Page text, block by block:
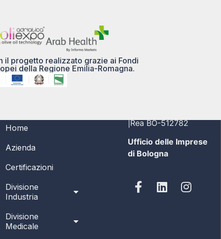
il progetto realizzato grazie ai Fondi
della Regione Emilia-Romagna.
Home
Azienda
Certificazioni
Divisione
Industria
Divisione
Medicale
|Rea BO-512782
Ufficio delle Imprese
di Bologna